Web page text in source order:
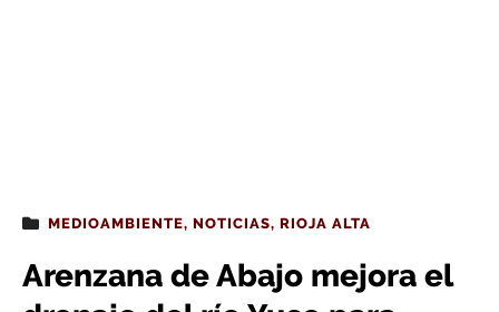
MEDIOAMBIENTE, NOTICIAS, RIOJA ALTA
Arenzana de Abajo mejora el